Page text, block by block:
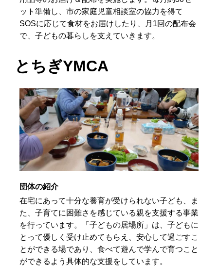
ット準備し、市の家庭児童相談室の協力を得て
SOSに応じて食材をお届けしたり、月1回の配布会
で、子どもの暮らしを支えていきます。
とちぎYMCA
団体の紹介
在宅にあって十分な養育が受けられない子ども、ま
た、子育てに困難さを感じている親を支援する事業
を行っています。「子どもの居場所」は、子どもに
とって優しく受け止めてもらえ、安心して過ごすこ
とができる場であり、食べて遊んで学んで育つこと
ができるよう具体的な支援をしています。